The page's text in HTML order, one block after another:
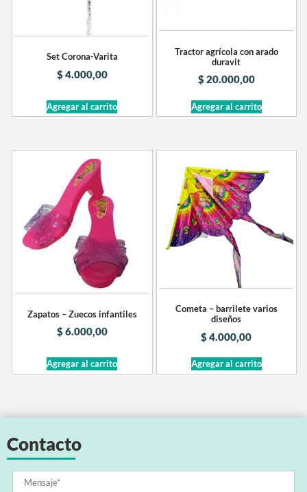
Set Corona-Varita
$4.000,00
Agregar al carrito
Tractor agrícola con arado
duravit
$20.000,00
Agregar al carrito
Zapatos – Zuecos infantiles
$6.000,00
Agregar al carrito
Cometa – barrilete varios
diseños
$4.000,00
Agregar al carrito
Contacto